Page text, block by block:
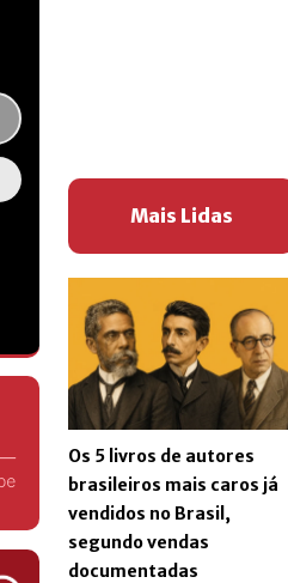
Mais Lidas
Os 5 livros de autores
brasileiros mais caros já
vendidos no Brasil,
segundo vendas
documentadas